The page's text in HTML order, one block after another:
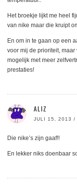
Het broekje lijkt me heel
van nike maar die kruipt
En om in te gaan op een
voor mij de prioriteit,
mogelijk met meer
prestaties!
ALIZ
JULI 15, 2013 /
Die nike’s zijn gaaf!!
En lekker niks doenbaar